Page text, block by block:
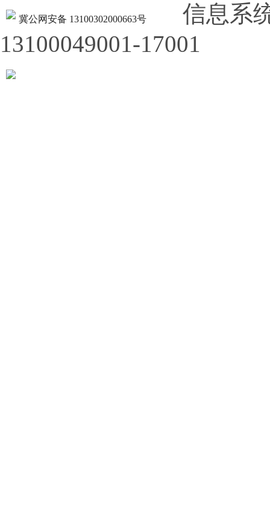
冀公网安备 13100302000663号
信息系
13100049001-17001